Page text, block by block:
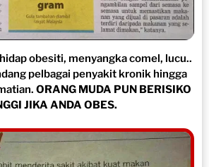
obesiti, menyangka comel, lucu..
pelbagai penyakit kronik hingga
ORANG MUDA PUN BERISIKO
JIKA ANDA OBES.